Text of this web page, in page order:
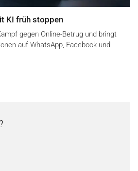
KI früh stoppen
gegen Online-Betrug und bringt
auf WhatsApp, Facebook und